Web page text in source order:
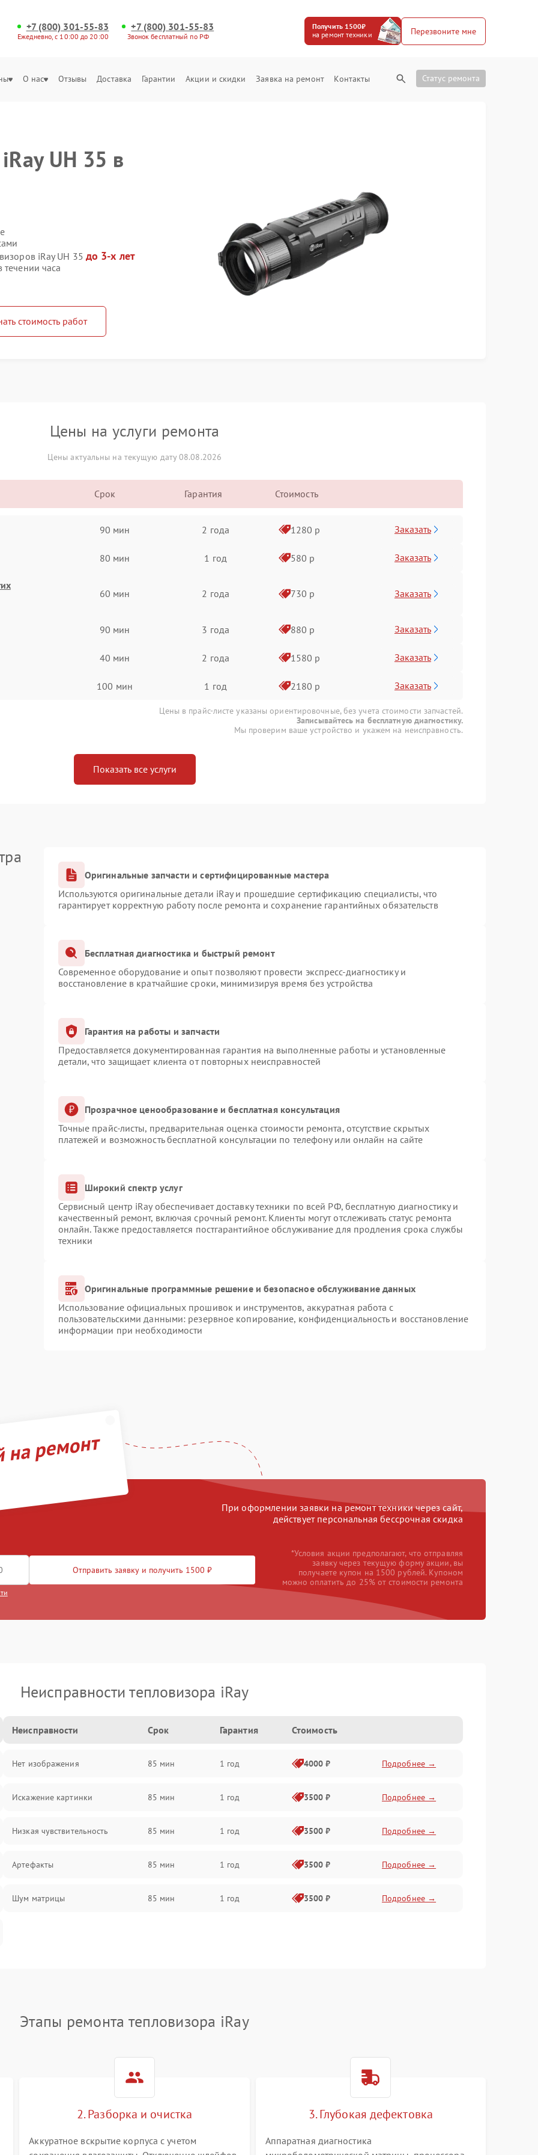
+7 (800) 301-55-83
Ежедневно, с 10:00 до 20:00
+7 (800) 301-55-83
Звонок бесплатный по РФ
Получить 1500₽
на ремонт техники
Перезвоните мне
О нас Отзывы Доставка Гарантии Акции и скидки Заявка на ремонт Контакты Статус ремонта
UH 35 в
iRay UH 35 до 3-х лет
часа
стоимость работ
Цены на услуги ремонта
Цены актуальны на текущую дату 08.08.2026
Срок Гарантия Стоимость
90 мин 2 года 1280 р Заказать
80 мин 1 год 580 р Заказать
60 мин 2 года 730 р Заказать
90 мин 3 года 880 р Заказать
40 мин 2 года 1580 р Заказать
100 мин 1 год 2180 р Заказать
Цены в прайс-листе указаны ориентировочные, без учета стоимости запчастей.
Записывайтесь на бесплатную диагностику.
Мы проверим ваше устройство и укажем на неисправность.
Показать все услуги
Оригинальные запчасти и сертифицированные мастера
Используются оригинальные детали iRay и прошедшие сертификацию специалисты, что
гарантирует корректную работу после ремонта и сохранение гарантийных обязательств
Бесплатная диагностика и быстрый ремонт
Современное оборудование и опыт позволяют провести экспресс-диагностику и
восстановление в кратчайшие сроки, минимизируя время без устройства
Гарантия на работы и запчасти
Предоставляется документированная гарантия на выполненные работы и установленные
детали, что защищает клиента от повторных неисправностей
Прозрачное ценообразование и бесплатная консультация
Точные прайс-листы, предварительная оценка стоимости ремонта, отсутствие скрытых
платежей и возможность бесплатной консультации по телефону или онлайн на сайте
Широкий спектр услуг
Сервисный центр iRay обеспечивает доставку техники по всей РФ, бесплатную диагностику и
качественный ремонт, включая срочный ремонт. Клиенты могут отслеживать статус ремонта
онлайн. Также предоставляется постгарантийное обслуживание для продления срока службы
техники
Оригинальные программные решение и безопасное обслуживание данных
Использование официальных прошивок и инструментов, аккуратная работа с
пользовательскими данными: резервное копирование, конфиденциальность и восстановление
информации при необходимости
ремонт
При оформлении заявки на ремонт техники через сайт,
действует персональная бессрочная скидка
Отправить заявку и получить 1500 ₽
*Условия акции предполагают, что отправляя
заявку через текущую форму акции, вы
получаете купон на 1500 рублей. Купоном
можно оплатить до 25% от стоимости ремонта
Неисправности тепловизора iRay
Неисправности Срок Гарантия Стоимость
Нет изображения 85 мин 1 год 4000 ₽ Подробнее →
Искажение картинки 85 мин 1 год 3500 ₽ Подробнее →
Низкая чувствительность 85 мин 1 год 3500 ₽ Подробнее →
Артефакты 85 мин 1 год 3500 ₽ Подробнее →
Шум матрицы 85 мин 1 год 3500 ₽ Подробнее →
Этапы ремонта тепловизора iRay
2. Разборка и очистка
Аккуратное вскрытие корпуса с учетом
3. Глубокая дефектовка
Аппаратная диагностика